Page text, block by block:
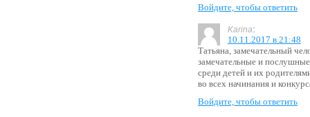
Войдите, чтобы ответить
Karina:
10.11.2017 в 21:48
Татьяна, замечательный
замечательные и
среди детей и их
во всех начинания и
Войдите, чтобы ответить